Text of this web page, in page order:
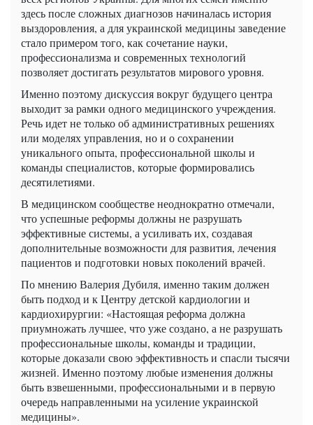
здесь после сложных диагнозов начиналась история
выздоровления, а для украинской медицины заведение
стало примером того, как сочетание науки,
профессионализма и современных технологий
позволяет достигать результатов мирового уровня.
Именно поэтому дискуссия вокруг будущего центра
выходит за рамки одного медицинского учреждения.
Речь идет не только об административных решениях
или моделях управления, но и о сохранении
уникального опыта, профессиональной школы и
команды специалистов, которые формировались
десятилетиями.
В медицинском сообществе неоднократно отмечали,
что успешные реформы должны не разрушать
эффективные системы, а усиливать их, создавая
дополнительные возможности для развития, лечения
пациентов и подготовки новых поколений врачей.
По мнению Валерия Дубиля, именно таким должен
быть подход и к Центру детской кардиологии и
кардиохирургии: «Настоящая реформа должна
приумножать лучшее, что уже создано, а не разрушать
профессиональные школы, команды и традиции,
которые доказали свою эффективность и спасли тысячи
жизней. Именно поэтому любые изменения должны
быть взвешенными, профессиональными и в первую
очередь направленными на усиление украинской
медицины».